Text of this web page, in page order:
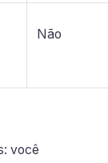
Não
você